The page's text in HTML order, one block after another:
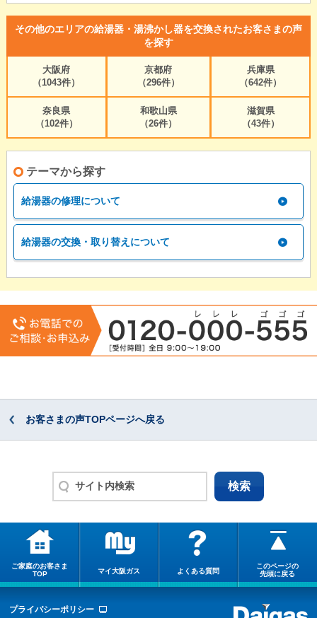
その他のエリアの給湯器・湯沸かし器を交換されたお客さまの声
を探す
大阪府
（1043件）
京都府
（296件）
兵庫県
（642件）
奈良県
（102件）
和歌山県
（26件）
滋賀県
（43件）
テーマから探す
給湯器の修理について
給湯器の交換・取り替えについて
お客さまの声TOPページへ戻る
ご家庭のお客さま
TOP
マイ大阪ガス よくある質問
このページの
先頭に戻る
プライバシーポリシー